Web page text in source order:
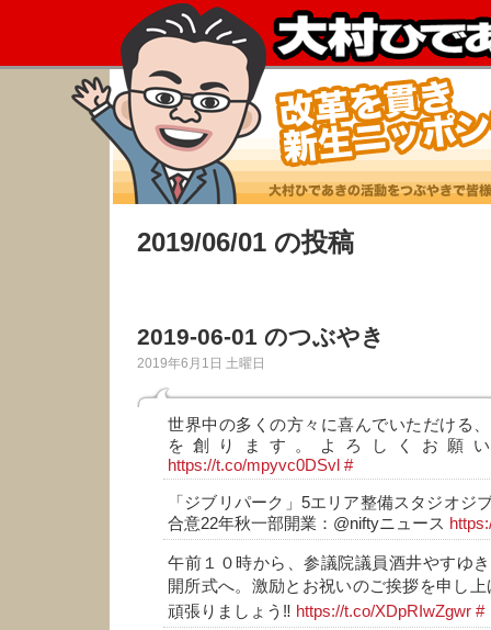
2019/06/01 の投稿
2019-06-01 のつぶやき
2019年6月1日 土曜日
世界中の多くの方々に喜んでいただける
を創ります。よろしくお願
https://t.co/mpyvc0DSvl #
「ジブリパーク」5エリア整備スタジオジ
合意22年秋一部開業：@niftyニュース
午前１０時から、参議院議員酒井やすゆ
開所式へ。激励とお祝いのご挨拶を申し上
頑張りましょう‼️ https://t.co/XDpRIwZgwr #